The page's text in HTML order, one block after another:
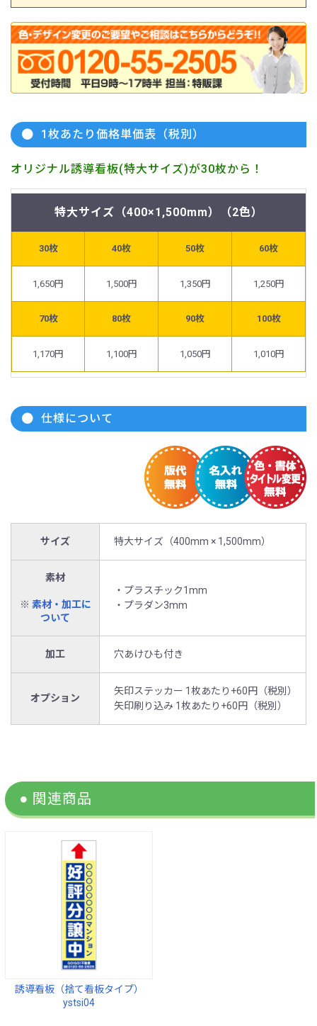
1枚あたり価格単価表（税別）
オリジナル誘導看板(特大サイズ)が30枚から！
特大サイズ（400×1,500mm）（2色）
30枚 40枚 50枚 60枚
1,650円 1,500円 1,350円 1,250円
70枚 80枚 90枚 100枚
1,170円 1,100円 1,050円 1,010円
仕様について
サイズ 特大サイズ（400mm × 1,500mm）
素材
※ 素材・加工に
ついて
・プラスチック1mm
・プラダン3mm
加工 穴あけひも付き
オプション
矢印ステッカー 1枚あたり+60円（税別）
矢印刷り込み 1枚あたり+60円（税別）
誘導看板（捨て看板タイプ）
ystsi04